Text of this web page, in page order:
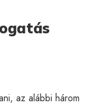
az alábbi három